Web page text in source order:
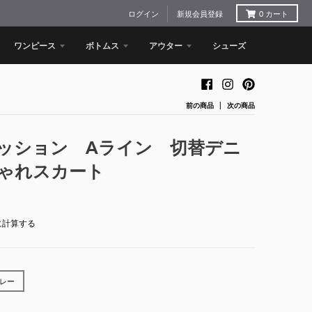
ログイン 新規会員登録 0 カート
ワンピース ボトムス アウター シューズ
前の商品 次の商品
ション Aライン 切替デニ
れスカート
算する
ー